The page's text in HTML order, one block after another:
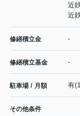
近
近
修繕積立金 -
修繕積立基金 -
駐車場 / 月額 有
その他条件